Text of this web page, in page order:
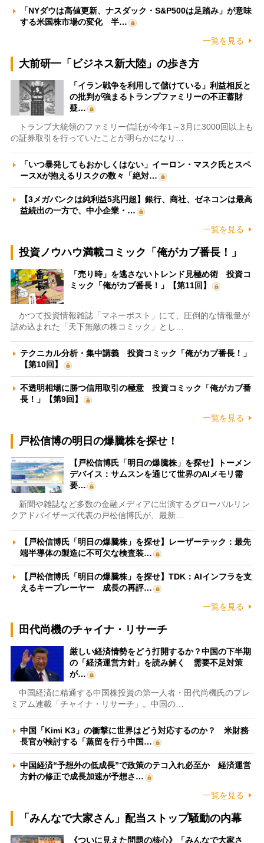
「NYダウは高値更新、ナスダック・S&P500は足踏み」が意味
する米国株市場の変化 半…
一覧を見る
大前研一「ビジネス新大陸」の歩き方
「イラン戦争を利用して儲けている」利益相反と
の批判が強まるトランプファミリーの不正蓄財
疑…
トランプ大統領のファミリー信託が今年1～3月に3000回以上も
の証券取引を行っていたことが明らかになり…
「いつ暴発してもおかしくはない」イーロン・マスク氏とスペ
ースXが抱えるリスクの数々「絶対…
【3メガバンクは純利益5兆円超】銀行、商社、ゼネコンは最高
益続出の一方で、中小企業・…
一覧を見る
投資ノウハウ満載コミック「俺がカブ番長！」
「売り時」を逃さないトレンド見極め術 投資コ
ミック「俺がカブ番長！」【第11回】
かつて投資情報雑誌「マネーポスト」にて、圧倒的な情報量が
詰め込まれた「天下無敵の株コミック」とし…
テクニカル分析・集中講義 投資コミック「俺がカブ番長！」
【第10回】
不透明相場に勝つ信用取引の極意 投資コミック「俺がカブ番
長！」【第9回】
一覧を見る
戸松信博の明日の爆騰株を探せ！
【戸松信博氏「明日の爆騰株」を探せ】トーメン
デバイス：サムスンを通じて世界のAIメモリ需
要…
新聞や雑誌など多数の金融メディアに出演するグローバルリン
クアドバイザーズ代表の戸松信博氏が、最新…
【戸松信博氏「明日の爆騰株」を探せ】レーザーテック：最先
端半導体の製造に不可欠な検査装…
【戸松信博氏「明日の爆騰株」を探せ】TDK：AIインフラを支
えるキープレーヤー 成長の再評…
一覧を見る
田代尚機のチャイナ・リサーチ
厳しい経済情勢をどう打開するか？中国の下半期
の「経済運営方針」を読み解く 需要不足対策
が…
中国経済に精通する中国株投資の第一人者・田代尚機氏のプレ
ミアム連載「チャイナ・リサーチ」。中国の…
中国「Kimi K3」の衝撃に世界はどう対応するのか？ 米財務
長官が検討する「蒸留を行う中国…
中国経済“予想外の低成長”で政策のテコ入れ必至か 経済運営
方針の修正で成長加速が予想さ…
一覧を見る
「みんなで大家さん」配当ストップ騒動の内幕
《ついに見えた問題の核心》「みんなで大家さ